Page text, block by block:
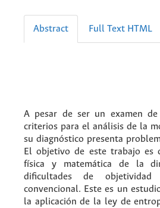
Abstract Full Text HTML
A pesar de ser un examen
criterios para el análisis de la
su diagnóstico presenta
El objetivo de este trabajo es
física y matemática de la
dificultades de
convencional. Este es un
la aplicación de la ley de